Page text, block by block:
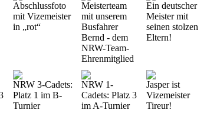
Abschlussfoto
mit Vizemeister
in „rot“
Meisterteam
mit unserem
Busfahrer
Bernd - dem
NRW-Team-
Ehrenmitglied
Ein deutscher
Meister mit
seinen stolzen
Eltern!
NRW 3-Cadets:
Platz 1 im B-
Turnier
NRW 1-
Cadets: Platz 3
im A-Turnier
Jasper ist
Vizemeister
Tireur!